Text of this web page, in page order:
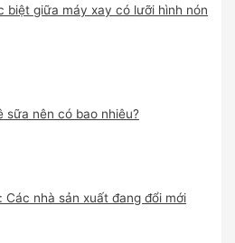
biệt giữa máy xay có lưỡi hình nón
sữa nên có bao nhiêu?
Các nhà sản xuất đang đổi mới